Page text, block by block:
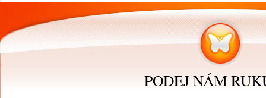
PODEJ NÁM